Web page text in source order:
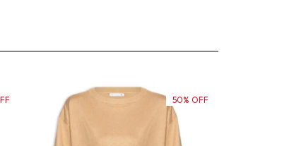
50% OFF